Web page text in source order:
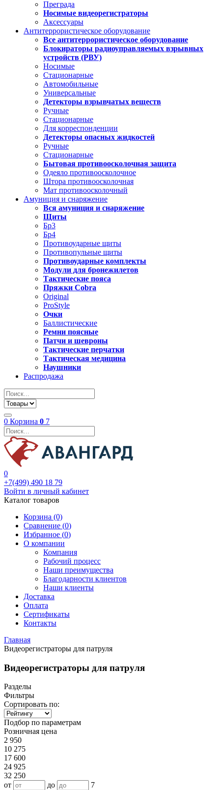
Преграда
Носимые видеорегистраторы
Аксессуары
Антитеррористическое оборудование
Все антитеррористическое оборудование
Блокираторы радиоуправляемых взрывных
устройств (РВУ)
Носимые
Стационарные
Автомобильные
Универсальные
Детекторы взрывчатых веществ
Ручные
Стационарные
Для корреспонденции
Детекторы опасных жидкостей
Ручные
Стационарные
Бытовая противоосколочная защита
Одеяло противоосколочное
Штора противоосколочная
Мат противоосколочный
Амуниция и снаряжение
Вся амуниция и снаряжение
Щиты
Бр3
Бр4
Противоударные щиты
Противопульные щиты
Противоударные комплекты
Модули для бронежилетов
Тактические пояса
Пряжки Cobra
Original
ProStyle
Очки
Баллистические
Ремни поясные
Патчи и шевроны
Тактические перчатки
Тактическая медицина
Наушники
Распродажа
0 Корзина 0 7
0
+7(499) 490 18 79
Войти в личный кабинет
Каталог товаров
Корзина (0)
Сравнение (0)
Избранное (0)
О компании
Компания
Рабочий процесс
Наши преимущества
Благодарности клиентов
Наши клиенты
Доставка
Оплата
Сертификаты
Контакты
Главная
Видеорегистраторы для патруля
Видеорегистраторы для патруля
Разделы
Фильтры
Сортировать по:
Подбор по параметрам
Розничная цена
2 950
10 275
17 600
24 925
32 250
от
до
7